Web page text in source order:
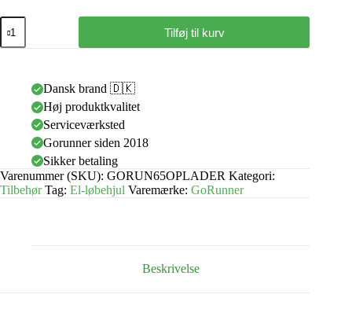
Tilføj til kurv
Dansk brand 🇩🇰
Høj produktkvalitet
Serviceværksted
Gorunner siden 2018
Sikker betaling
Varenummer (SKU): GORUN65OPLADER Kategori:
Tilbehør Tag: El-løbehjul Varemærke: GoRunner
Beskrivelse